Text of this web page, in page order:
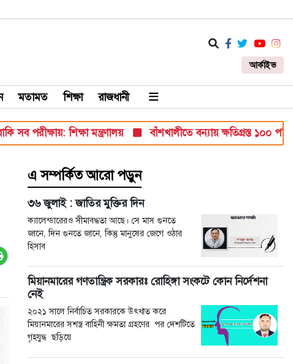
আর্কাইভ
মতামত শিক্ষা রাজধানী
শিক্ষা মন্ত্রণালয় বাঁশখালীতে বন্যায় ক্ষতিগ্রস্ত ১০০ পরিবারকে
এ সম্পর্কিত আরো পড়ুন
৩৬ জুলাই : জাতির মুক্তির দিন
ক্যালেন্ডারেরও সীমাবদ্ধতা আছে। সে মাস গুনতে
জানে, দিন গুনতে জানে, কিন্তু মানুষের জেগে ওঠার
হিসাব
মিয়ানমারের গণতান্ত্রিক সরকারঃ রোহিঙ্গা সংকটে কোন নির্দেশনা
নেই
২০২১ সালে নির্বাচিত সরকারকে উৎখাত করে
মিয়ানমারের সশস্ত্র বাহিনী ক্ষমতা গ্রহণের পর দেশটিতে
গৃহযুদ্ধ ছড়িয়ে